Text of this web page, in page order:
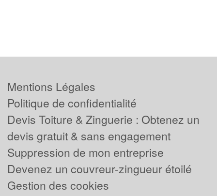
Mentions Légales
Politique de confidentialité
Devis Toiture & Zinguerie : Obtenez un
devis gratuit & sans engagement
Suppression de mon entreprise
Devenez un couvreur-zingueur étoilé
Gestion des cookies